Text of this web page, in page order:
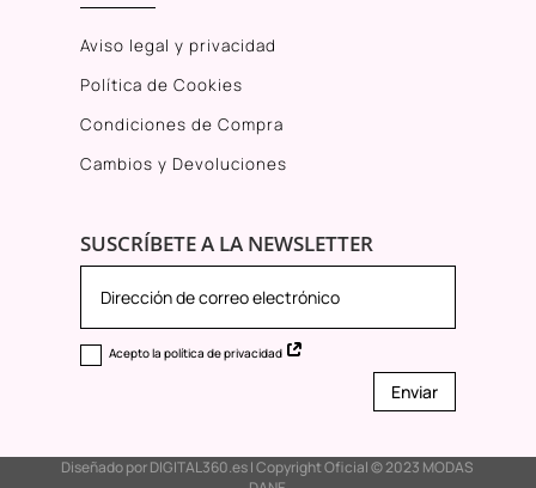
Aviso legal y privacidad
Política de Cookies
Condiciones de Compra
Cambios y Devoluciones
SUSCRÍBETE A LA NEWSLETTER
Acepto la política de privacidad
Enviar
Diseñado porDIGITAL360.esI Copyright Oficial © 2023 MODAS